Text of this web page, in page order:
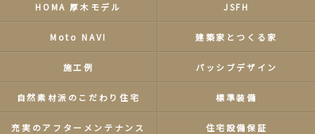
HOMA 厚木モデル JSFH
Moto NAVI 建築家とつくる家
施工例 パッシブデザイン
自然素材派のこだわり住宅 標準装備
充実のアフターメンテナンス 住宅設備保証